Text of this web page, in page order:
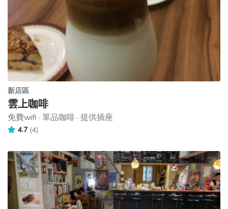
新店區
雲上咖啡
免費wifi · 單品咖啡 · 提供插座
4.7 (4)